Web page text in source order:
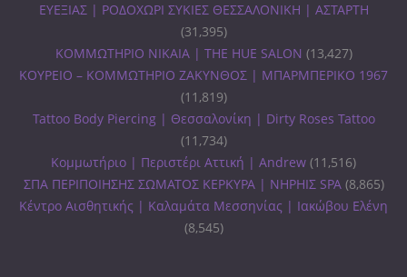
ΕΥΕΞΙΑΣ | ΡΟΔΟΧΩΡΙ ΣΥΚΙΕΣ ΘΕΣΣΑΛΟΝΙΚΗ | ΑΣΤΑΡΤΗ
(31,395)
ΚΟΜΜΩΤΗΡΙΟ ΝΙΚΑΙΑ | THE HUE SALON (13,427)
ΚΟΥΡΕΙΟ – ΚΟΜΜΩΤΗΡΙΟ ΖΑΚΥΝΘΟΣ | ΜΠΑΡΜΠΕΡΙΚΟ 1967
(11,819)
Tattoo Body Piercing | Θεσσαλονίκη | Dirty Roses Tattoo
(11,734)
Κομμωτήριο | Περιστέρι Αττική | Andrew (11,516)
ΣΠΑ ΠΕΡΙΠΟΙΗΣΗΣ ΣΩΜΑΤΟΣ ΚΕΡΚΥΡΑ | ΝΗΡΗΙΣ SPA (8,865)
Κέντρο Αισθητικής | Καλαμάτα Μεσσηνίας | Ιακώβου Ελένη
(8,545)